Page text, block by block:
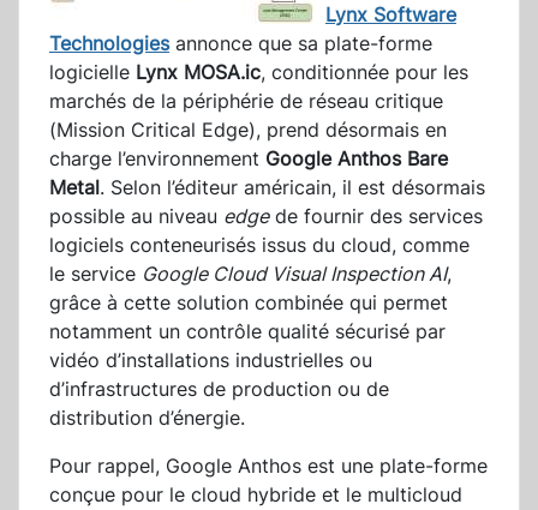
Lynx Software
Technologiesannonce que sa plate-forme
logicielle Lynx MOSA.ic, conditionnée pour les
marchés de la périphérie de réseau critique
(Mission Critical Edge), prend désormais en
charge l’environnement Google Anthos Bare
Metal. Selon l’éditeur américain, il est désormais
possible au niveau edgede fournir des services
logiciels conteneurisés issus du cloud, comme
le service Google Cloud Visual Inspection AI,
grâce à cette solution combinée qui permet
notamment un contrôle qualité sécurisé par
vidéo d’installations industrielles ou
d’infrastructures de production ou de
distribution d’énergie.
Pour rappel, Google Anthos est une plate-forme
conçue pour le cloud hybride et le multicloud